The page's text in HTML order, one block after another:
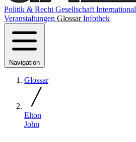
Politik & Recht Gesellschaft International
Veranstaltungen GlossarInfothek
Navigation
Glossar
Elton
John